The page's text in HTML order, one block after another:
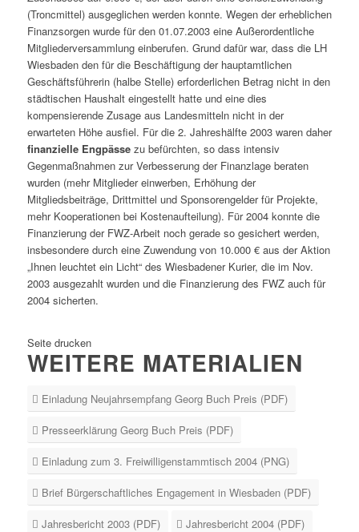
(Troncmittel) ausgeglichen werden konnte. Wegen der erheblichen
Finanzsorgen wurde für den 01.07.2003 eine Außerordentliche
Mitgliederversammlung einberufen. Grund dafür war, dass die LH
Wiesbaden den für die Beschäftigung der hauptamtlichen
Geschäftsführerin (halbe Stelle) erforderlichen Betrag nicht in den
städtischen Haushalt eingestellt hatte und eine dies
kompensierende Zusage aus Landesmitteln nicht in der
erwarteten Höhe ausfiel. Für die 2. Jahreshälfte 2003 waren daher
finanzielle Engpässezu befürchten, so dass intensiv
Gegenmaßnahmen zur Verbesserung der Finanzlage beraten
wurden (mehr Mitglieder einwerben, Erhöhung der
Mitgliedsbeiträge, Drittmittel und Sponsorengelder für Projekte,
mehr Kooperationen bei Kostenaufteilung). Für 2004 konnte die
Finanzierung der FWZ-Arbeit noch gerade so gesichert werden,
insbesondere durch eine Zuwendung von 10.000 € aus der Aktion
„Ihnen leuchtet ein Licht“ des Wiesbadener Kurier, die im Nov.
2003 ausgezahlt wurden und die Finanzierung des FWZ auch für
2004 sicherten.
Seite drucken
WEITERE MATERIALIEN
Einladung Neujahrsempfang Georg Buch Preis (PDF)
Presseerklärung Georg Buch Preis (PDF)
Einladung zum 3. Freiwilligenstammtisch 2004 (PNG)
Brief Bürgerschaftliches Engagement in Wiesbaden (PDF)
Jahresbericht 2003 (PDF) Jahresbericht 2004 (PDF)